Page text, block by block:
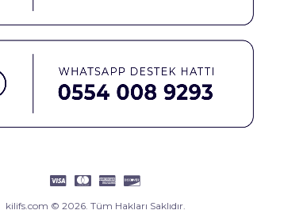
kilifs.com © 2026. Tüm Hakları Saklıdır.